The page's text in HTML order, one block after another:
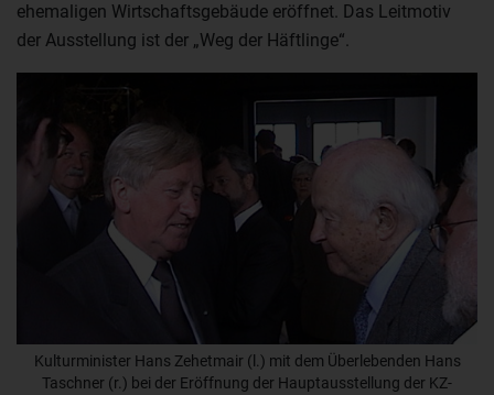
ehemaligen Wirtschaftsgebäude eröffnet. Das Leitmotiv
der Ausstellung ist der „Weg der Häftlinge“.
Kulturminister Hans Zehetmair (l.) mit dem Überlebenden Hans
Taschner (r.) bei der Eröffnung der Hauptausstellung der KZ-